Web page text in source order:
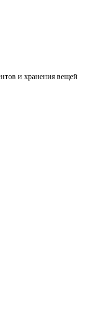
и хранения вещей